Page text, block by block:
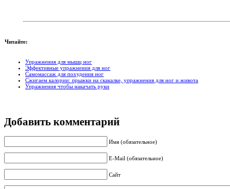
Читайте:
Упражнения для мышц ног
Эффективные упражнения для ног
Самомассаж для похудения ног
Сжигаем калории: прыжки на скакалке, упражнения для ног и живота
Упражнения чтобы накачать руки
Добавить комментарий
Имя (обязательное)
E-Mail (обязательное)
Сайт